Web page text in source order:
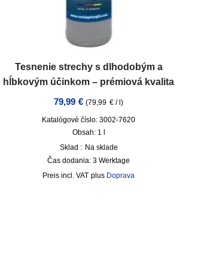
Tesnenie strechy s dlhodobým a
hĺbkovým účinkom – prémiová kvalita
79,99 € (79,99 € / l)
Katalógové číslo: 3002-7620
Obsah: 1 l
Sklad : Na sklade
Čas dodania:3 Werktage
incl. VAT plus Doprava